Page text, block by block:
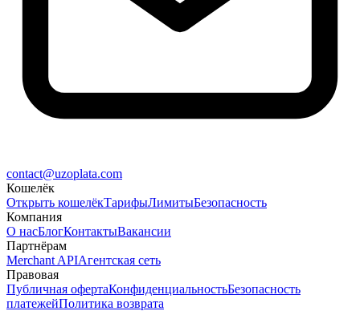
contact@uzoplata.com
Кошелёк
Открыть кошелёкТарифыЛимитыБезопасность
Компания
О насБлогКонтактыВакансии
Партнёрам
Merchant APIАгентская сеть
Правовая
Публичная офертаКонфиденциальностьБезопасность
платежейПолитика возврата